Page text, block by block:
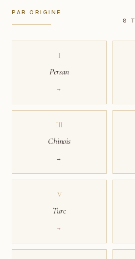
PAR ORIGINE
8
I
Persan
→
III
Chinois
→
V
Turc
→